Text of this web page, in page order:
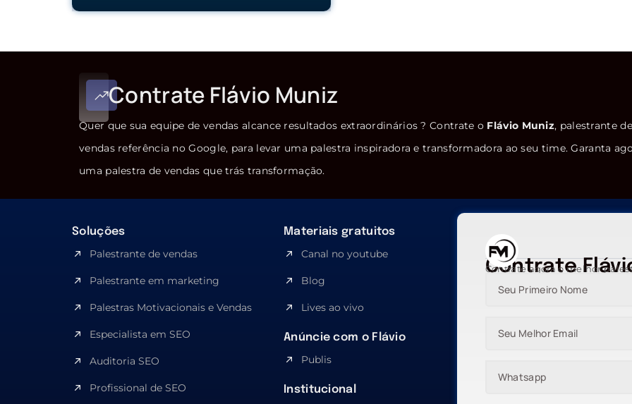
Contrate Flávio Muniz
Quer que sua equipe de vendas alcance resultados extraordinários ? Contrate o Flávio Muniz, palestrante de
vendas referência no Google, para levar uma palestra inspiradora e transformadora ao seu time. Garanta
uma palestra de vendas que trás transformação.
Soluções
Palestrante de vendas
Palestrante em marketing
Palestras Motivacionais e Vendas
Especialista em SEO​
Auditoria SEO
Profissional de SEO
Materiais gratuitos
Canal no youtube
Blog
Lives ao vivo
Anúncie com o Flávio
Publis
Institucional
Contrate
Contrate agora o melhor